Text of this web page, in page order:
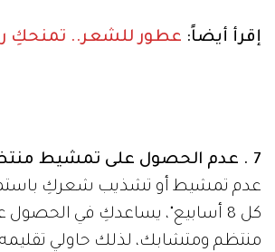
إقرأ أيضاً: عطور للشعر.. تمنحكِ
7 . عدم الحصول على تمشيط منتظم
عدم تمشيط أو تشذيب شعركِ
كل 8 أسابيع"، يساعدكِ في
منتظم ومتشابك، لذلك حاولي تقليمه